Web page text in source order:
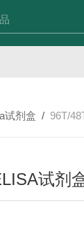
植物可溶性淀粉
试剂盒 / 96T/48T小鼠钙
试剂